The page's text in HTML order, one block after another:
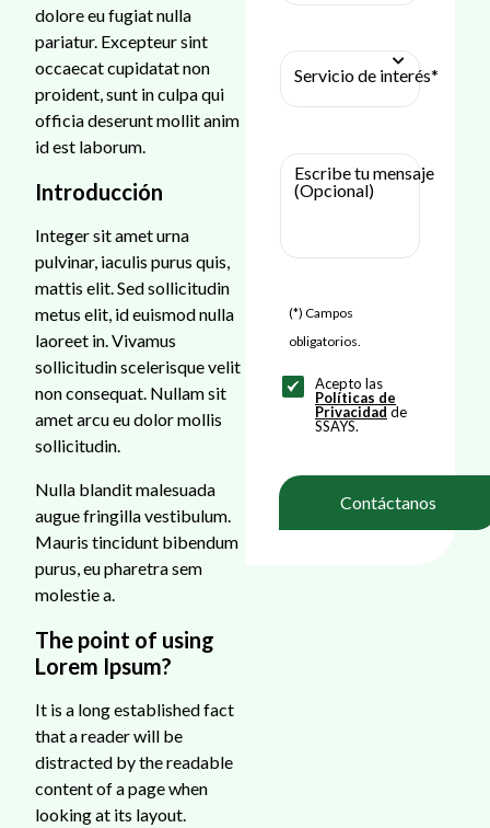
dolore eu fugiat nulla
pariatur. Excepteur sint
occaecat cupidatat non
proident, sunt in culpa qui
officia deserunt mollit anim
id est laborum.
Introducción
Integer sit amet urna
pulvinar, iaculis purus quis,
mattis elit. Sed sollicitudin
metus elit, id euismod nulla
laoreet in. Vivamus
sollicitudin scelerisque velit
non consequat. Nullam sit
amet arcu eu dolor mollis
sollicitudin.
Nulla blandit malesuada
augue fringilla vestibulum.
Mauris tincidunt bibendum
purus, eu pharetra sem
molestie a.
The point of using
Lorem Ipsum?
It is a long established fact
that a reader will be
distracted by the readable
content of a page when
looking at its layout.
Servicio de interés*
Escribe tu mensaje
(Opcional)
(*) Campos
obligatorios.
Acepto las
Políticas de
Privacidad de
SSAYS.